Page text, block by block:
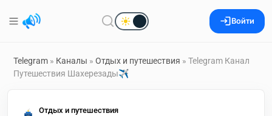
Войти
Telegram » Каналы » Отдых и путешествия » Telegram Канал
Путешествия Шахерезады✈️
Отдых и путешествия